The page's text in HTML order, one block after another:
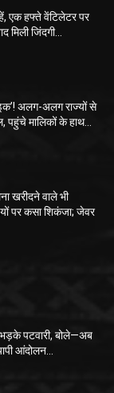
एक हफ्ते वेंटिलेटर पर
मिली जिंदगी…
अलग-अलग राज्यों से
पहुंचे मालिकों के हाथ…
खरीदने वाले भी
पर कसा शिकंजा; जेवर
पटवारी, बोले—अब
आंदोलन…